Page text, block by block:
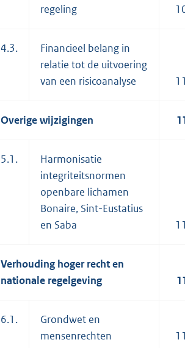
regeling
4.3.
Financieel belang in
relatie tot de uitvoering
van een risicoanalyse
Overige wijzigingen
5.1.
Harmonisatie
integriteitsnormen
openbare lichamen
Bonaire, Sint-Eustatius
en Saba
Verhouding hoger recht en
nationale regelgeving
6.1.
Grondwet en
mensenrechten